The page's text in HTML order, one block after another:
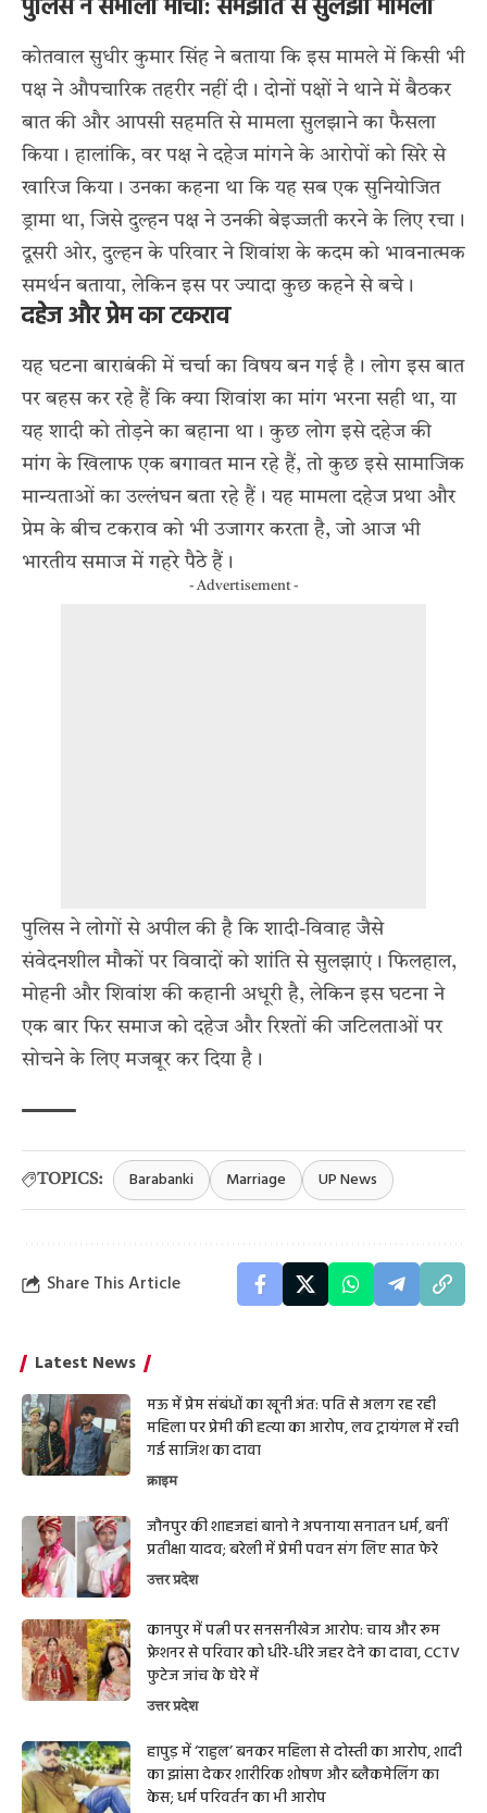
पुलिस ने संभाला मोर्चा: समझौते से सुलझा मामला
कोतवाल सुधीर कुमार सिंह ने बताया कि इस मामले में किसी भी
पक्ष ने औपचारिक तहरीर नहीं दी। दोनों पक्षों ने थाने में बैठकर
बात की और आपसी सहमति से मामला सुलझाने का फैसला
किया। हालांकि, वर पक्ष ने दहेज मांगने के आरोपों को सिरे से
खारिज किया। उनका कहना था कि यह सब एक सुनियोजित
ड्रामा था, जिसे दुल्हन पक्ष ने उनकी बेइज्जती करने के लिए रचा।
दूसरी ओर, दुल्हन के परिवार ने शिवांश के कदम को भावनात्मक
समर्थन बताया, लेकिन इस पर ज्यादा कुछ कहने से बचे।
दहेज और प्रेम का टकराव
यह घटना बाराबंकी में चर्चा का विषय बन गई है। लोग इस बात
पर बहस कर रहे हैं कि क्या शिवांश का मांग भरना सही था, या
यह शादी को तोड़ने का बहाना था। कुछ लोग इसे दहेज की
मांग के खिलाफ एक बगावत मान रहे हैं, तो कुछ इसे सामाजिक
मान्यताओं का उल्लंघन बता रहे हैं। यह मामला दहेज प्रथा और
प्रेम के बीच टकराव को भी उजागर करता है, जो आज भी
भारतीय समाज में गहरे पैठे हैं।
- Advertisement -
पुलिस ने लोगों से अपील की है कि शादी-विवाह जैसे
संवेदनशील मौकों पर विवादों को शांति से सुलझाएं। फिलहाल,
मोहनी और शिवांश की कहानी अधूरी है, लेकिन इस घटना ने
एक बार फिर समाज को दहेज और रिश्तों की जटिलताओं पर
सोचने के लिए मजबूर कर दिया है।
TOPICS: Barabanki Marriage UP News
Share This Article
Latest News
मऊ में प्रेम संबंधों का खूनी अंत: पति से अलग रह रही
महिला पर प्रेमी की हत्या का आरोप, लव ट्रायंगल में रची
गई साजिश का दावा
क्राइम
जौनपुर की शाहजहां बानो ने अपनाया सनातन धर्म, बनीं
प्रतीक्षा यादव; बरेली में प्रेमी पवन संग लिए सात फेरे
उत्तर प्रदेश
कानपुर में पत्नी पर सनसनीखेज आरोप: चाय और रूम
फ्रेशनर से परिवार को धीरे-धीरे जहर देने का दावा, CCTV
फुटेज जांच के घेरे में
उत्तर प्रदेश
हापुड़ में ‘राहुल’ बनकर महिला से दोस्ती का आरोप, शादी
का झांसा देकर शारीरिक शोषण और ब्लैकमेलिंग का
केस; धर्म परिवर्तन का भी आरोप